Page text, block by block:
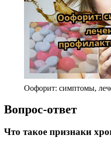
Оофорит: симптомы,
Вопрос-ответ
Что такое признаки